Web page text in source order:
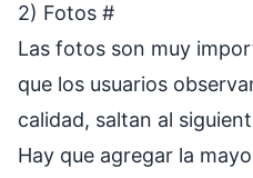
2) Fotos #
Las fotos son muy
que los usuarios
calidad, saltan al
Hay que agregar la